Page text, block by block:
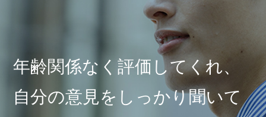
年齢関係なく評価してくれ、
自分の意見をしっかり聞いて